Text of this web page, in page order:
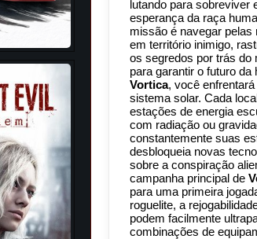
lutando para sobreviver
esperança da raça
missão é navegar
em território inimigo,
os segredos por trás do
para garantir o futuro
Vortica, você
sistema solar. Cada
estações de energia
com radiação ou
constantemente suas
desbloqueia novas
sobre a conspiração
campanha principal de
para uma primeira
roguelite, a
podem facilmente
combinações de